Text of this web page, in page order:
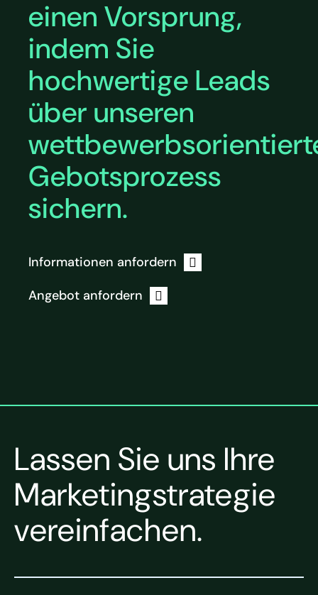
einen Vorsprung,
indem Sie
hochwertige Leads
über unseren
Gebotsprozess
sichern.
Informationen anfordern
Angebot anfordern
Lassen Sie uns Ihre
Marketingstrategie
vereinfachen.